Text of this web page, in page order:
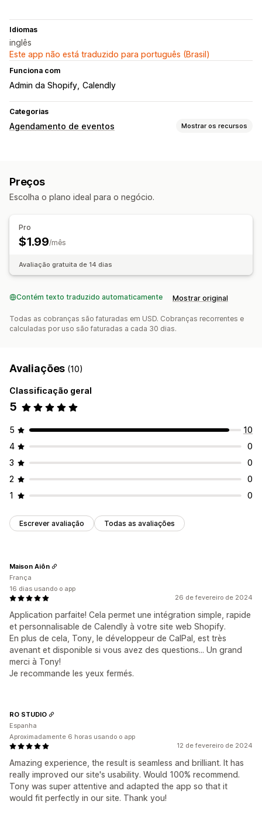
Idiomas
inglês
Este app não está traduzido para português (Brasil)
Funciona com
Admin da Shopify Calendly
Categorias
Agendamento de eventos Mostrar os recursos
Online Eventos personalizados
Bloquear datas
Personalização
Preços
Escolha o plano ideal para o negócio.
Pro
$1.99/mês
Avaliação gratuita de 14 dias
Contém texto traduzido automaticamente Mostrar original
Todas as cobranças são faturadas em USD. Cobranças recorrentes e
calculadas por uso são faturadas a cada 30 dias.
Avaliações (10)
Classificação geral
5
5
10
4
0
3
0
2
0
1
0
Escrever avaliação Todas as avaliações
26 de fevereiro de 2024
Application parfaite! Cela permet une intégration simple, rapide
et personnalisable de Calendly à votre site web Shopify.
En plus de cela, Tony, le développeur de CalPal, est très
avenant et disponible si vous avez des questions... Un grand
merci à Tony!
Je recommande les yeux fermés.
Maison Aiôn
França
16 dias usando o app
12 de fevereiro de 2024
Amazing experience, the result is seamless and brilliant. It has
really improved our site's usability. Would 100% recommend.
Tony was super attentive and adapted the app so that it
would fit perfectly in our site. Thank you!
RO STUDIO
Espanha
Aproximadamente 6 horas usando o app